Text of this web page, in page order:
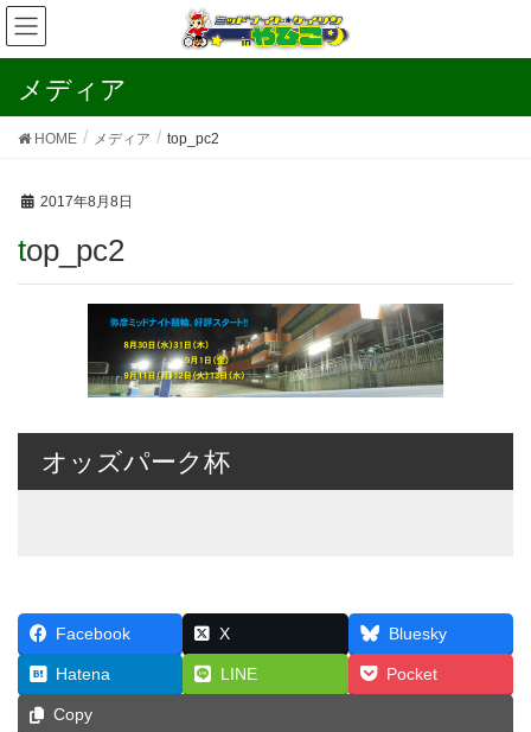
メディア
HOME メディア top_pc2
2017年8月8日
top_pc2
オッズパーク杯
Facebook X Bluesky
Hatena LINE Pocket
Copy